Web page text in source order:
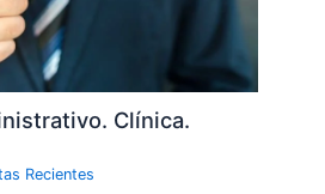
Clínica.
Recientes